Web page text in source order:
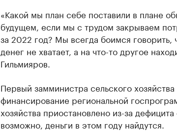
«Какой мы план себе поставили в плане
будущем, если мы с трудом закрываем
за 2022 год? Мы всегда боимся говорить,
денег не хватает, а на что-то другое
Гильмияров.
Первый замминистра сельского
финансирование региональной
хозяйства приостановлено из-за
возможно, деньги в этом году найдутся.